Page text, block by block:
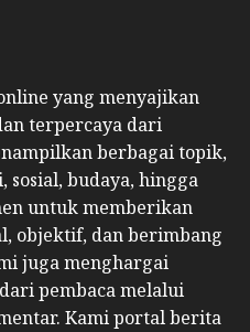
yang menyajikan
terpercaya dari
berbagai topik,
budaya, hingga
untuk memberikan
objektif, dan berimbang
juga menghargai
pembaca melalui
Kami portal berita